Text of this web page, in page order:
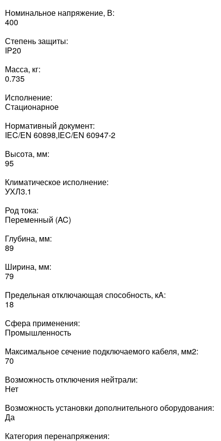
Номинальное напряжение, В:
400
Степень защиты:
IP20
Масса, кг:
0.735
Исполнение:
Стационарное
Нормативный документ:
IEC/EN 60898,IEC/EN 60947-2
Высота, мм:
95
Климатическое исполнение:
УХЛ3.1
Род тока:
Переменный (AC)
Глубина, мм:
89
Ширина, мм:
79
Предельная отключающая способность, кA:
18
Сфера применения:
Промышленность
Максимальное сечение подключаемого кабеля, мм2:
70
Возможность отключения нейтрали:
Нет
Возможность установки дополнительного оборудования:
Да
Категория перенапряжения: